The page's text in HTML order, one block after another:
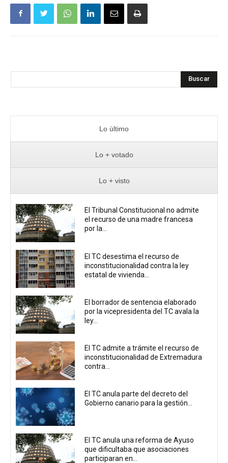
Buscar
Lo último
Lo + votado
Lo + visto
El Tribunal Constitucional no admite
el recurso de una madre francesa
por la...
El TC desestima el recurso de
inconstitucionalidad contra la ley
estatal de vivienda...
El borrador de sentencia elaborado
por la vicepresidenta del TC avala la
ley...
El TC admite a trámite el recurso de
inconstitucionalidad de Extremadura
contra...
El TC anula parte del decreto del
Gobierno canario para la gestión...
El TC anula una reforma de Ayuso
que dificultaba que asociaciones
participaran en...